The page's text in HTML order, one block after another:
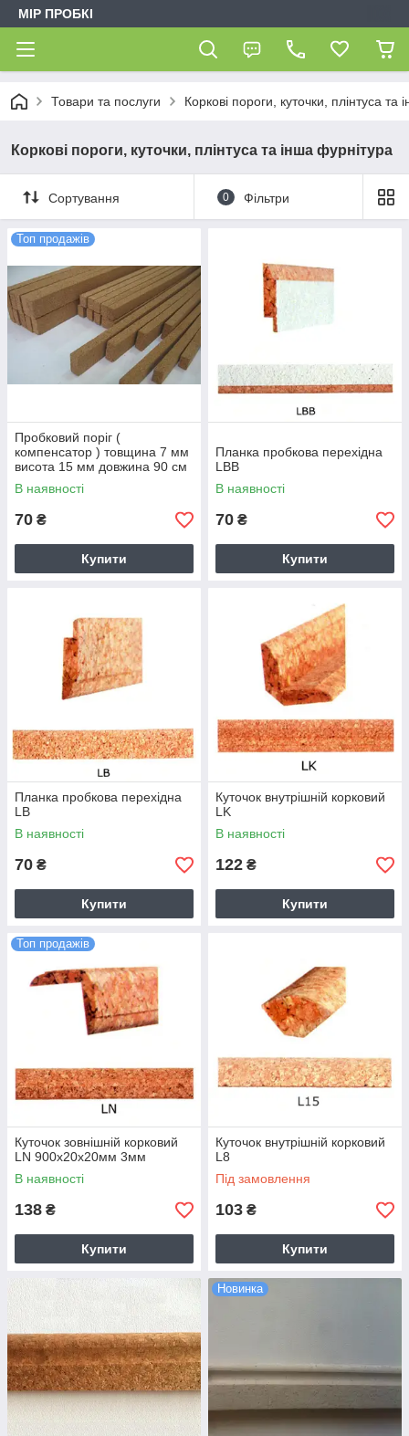
МІР ПРОБКІ
Товари та послуги Коркові пороги, куточки, плінтуса та
Коркові пороги, куточки, плінтуса та інша фурнітура
Сортування 0 Фільтри
Топ продажів
Пробковий поріг (
компенсатор ) товщина 7 мм
висота 15 мм довжина 90 см
В наявності
70 ₴
Купити
Планка пробкова перехідна
LBB
В наявності
70 ₴
Купити
Планка пробкова перехідна
LB
В наявності
70 ₴
Купити
Куточок внутрішній корковий
LK
В наявності
122 ₴
Купити
Топ продажів
Куточок зовнішній корковий
LN 900х20х20мм 3мм
В наявності
138 ₴
Купити
Куточок внутрішній корковий
L8
Під замовлення
103 ₴
Купити
Новинка